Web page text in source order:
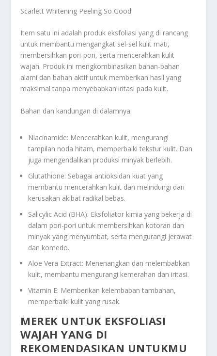
Scarlett Whitening Peeling So Good
Item satu ini adalah produk eksfoliasi yang di rancang
untuk membantu mengangkat sel-sel kulit mati,
membersihkan pori-pori, serta mencerahkan kulit
wajah. Produk ini mengkombinasikan bahan-bahan
alami dan bahan aktif untuk memberikan hasil yang
maksimal tanpa menyebabkan iritasi pada kulit.
Bahan dan kandungan di dalamnya:
Niacinamide: Mencerahkan kulit, mengurangi
tampilan noda hitam, memperbaiki tekstur kulit. Dan
juga mengendalikan produksi minyak berlebih.
Glutathione: Sebagai antioksidan kuat yang
membantu mencerahkan kulit dan melindungi dari
kerusakan akibat radikal bebas.
Salicylic Acid (BHA): Eksfoliator kimia yang bekerja di
dalam pori-pori untuk membersihkan kotoran dan
minyak yang menyumbat, serta mengurangi jerawat
dan komedo.
Aloe Vera Extract: Menenangkan dan melembabkan
kulit, membantu mengurangi kemerahan dan iritasi.
Vitamin E: Memberikan kelembaban tambahan,
memperbaiki kulit yang rusak.
MEREK UNTUK EKSFOLIASI
WAJAH YANG DI
REKOMENDASIKAN UNTUKMU